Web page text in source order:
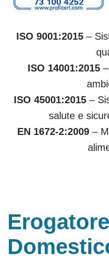
ISO 9001:2015 –
ISO 14001:2015–
ISO 45001:2015–
salute e
EN 1672-2:2009 –